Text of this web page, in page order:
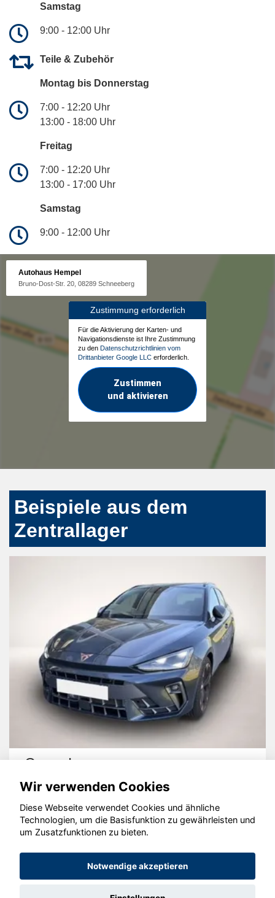
Samstag
9:00 - 12:00 Uhr
Teile & Zubehör
Montag bis Donnerstag
7:00 - 12:20 Uhr
13:00 - 18:00 Uhr
Freitag
7:00 - 12:20 Uhr
13:00 - 17:00 Uhr
Samstag
9:00 - 12:00 Uhr
Autohaus Hempel
Bruno-Dost-Str. 20, 08289 Schneeberg
Zustimmung erforderlich
Für die Aktivierung der Karten- und
Navigationsdienste ist Ihre Zustimmung
zu den Datenschutzrichtlinien vom
Drittanbieter Google LLC erforderlich.
Zustimmen
und aktivieren
Beispiele aus dem
Zentrallager
Cupra Leon
© konjunkturmotor.de GmbH 2020 - 2026
Wir verwenden Cookies
Diese Webseite verwendet Cookies und ähnliche
Technologien, um die Basisfunktion zu gewährleisten und
um Zusatzfunktionen zu bieten.
Notwendige akzeptieren